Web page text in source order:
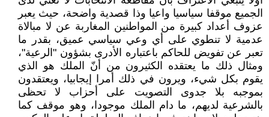
الجميع موقفا سياسيا واعيا وذا قصدية واضحة، حيث يعبر
عزوف أعداد كبيرة من المواطنين المغاربة عن لا مبالاة
عدمية لا تنطوي على أي وعي سياسي عميق، بقدر ما
تعبر عن تفويض للحاكم باعتباره الأدرى بشؤون "الرعية"،
ومثال ذلك ما يعتقده الكثيرون من أنّ الملك هو الذي
يقوم بكل شيء، ويرون في ذلك أمرا إيجابيا، ويعتقدون
بموجبه بلا جدوى التصويت على أحزاب لا تحظى
بالشرعية لديهم، ما دام الملك موجودا، وهو موقف كما